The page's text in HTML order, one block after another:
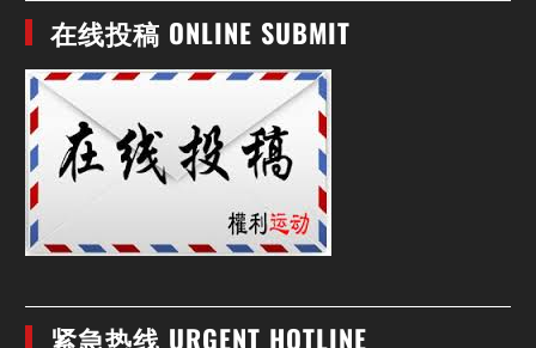
在线投稿 ONLINE SUBMIT
紧急热线 URGENT HOTLINE